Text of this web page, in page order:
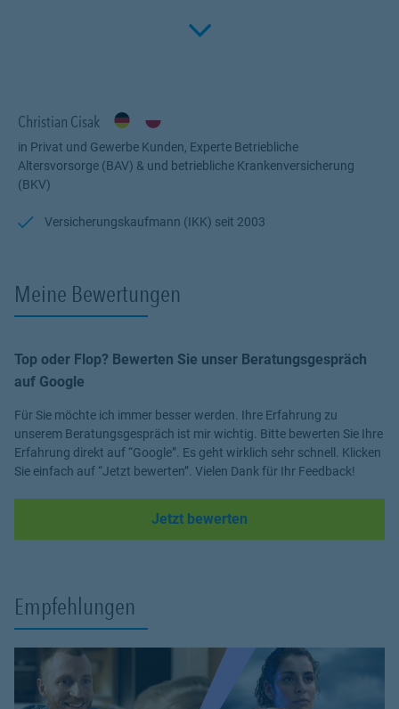
Fachwissen, meiner Begeisterung für alle Fragen rund um das
Click to
Christian Cisak
in Privat und Gewerbe Kunden, Experte Betriebliche
Altersvorsorge (BAV) & und betriebliche Krankenversicherung
(BKV)
Versicherungskaufmann (IKK) seit 2003
Meine Bewertungen
Top oder Flop? Bewerten Sie unser Beratungsgespräch
auf Google
Für Sie möchte ich immer besser werden. Ihre Erfahrung zu
unserem Beratungsgespräch ist mir wichtig. Bitte bewerten Sie Ihre
Erfahrung direkt auf “Google”. Es geht wirklich sehr schnell. Klicken
Sie einfach auf “Jetzt bewerten”. Vielen Dank für Ihr Feedback!
Jetzt bewerten
Empfehlungen